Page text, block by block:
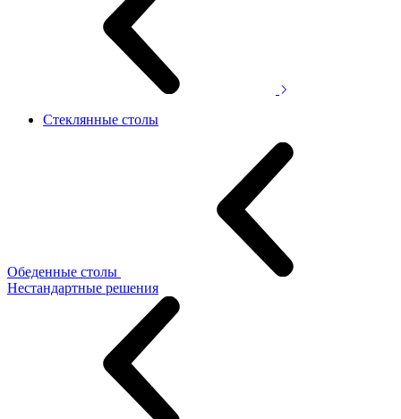
Стеклянные столы
Обеденные столы
Нестандартные решения